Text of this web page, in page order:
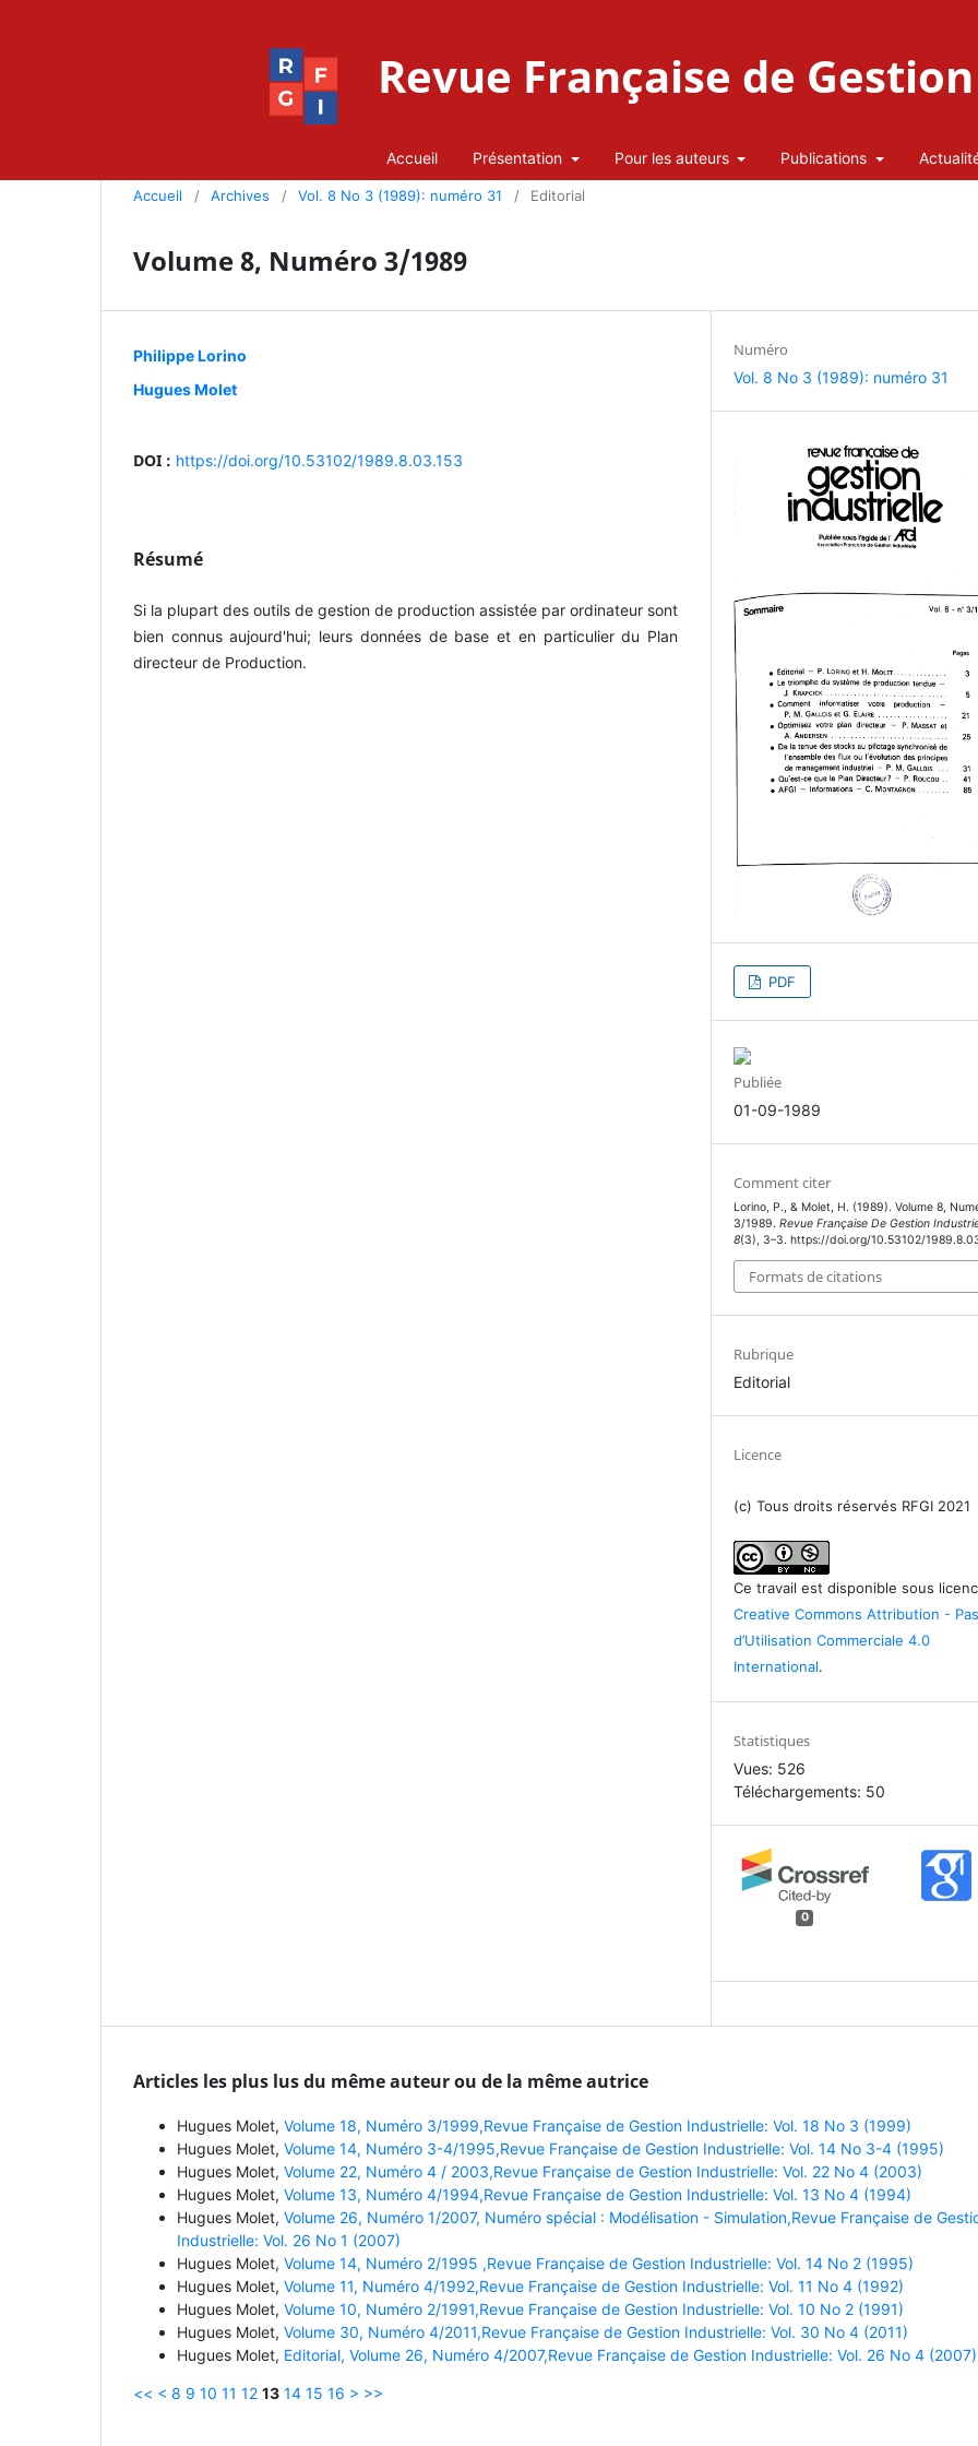
Revue Française de
Accueil Présentation Pour les auteurs Publications
Accueil / Archives / Vol. 8 No 3 (1989): numéro 31 / Editorial
Volume 8, Numéro 3/1989
Philippe Lorino
Hugues Molet
DOI : https://doi.org/10.53102/1989.8.03.153
Résumé
Si la plupart des outils de gestion de production assistée par ordinateur sont
bien connus aujourd'hui; leurs données de base et en particulier du Plan
directeur de Production.
Numéro
Vol. 8 No 3 (1989): numéro 31
PDF
Publiée
01-09-1989
Comment citer
Lorino, P., & Molet, H. (1989). Volume 8,
3/1989.Revue Française De Gestion
8(3), 3–3. https://doi.org/10.53102/
Formats de citations
Rubrique
Editorial
Licence
(c) Tous droits réservés RFGI 2021
Ce travail est disponible sous
Creative Commons Attribution - Pas
d’Utilisation Commerciale 4.0
International.
Statistiques
Vues: 526
Téléchargements: 50
0
Articles les plus lus du même auteur ou de la même autrice
Hugues Molet, Volume 18, Numéro 3/1999,Revue Française de Gestion Industrielle: Vol. 18 No 3 (1999)
Hugues Molet, Volume 14, Numéro 3-4/1995,Revue Française de Gestion Industrielle: Vol. 14 No 3-4 (1995)
Hugues Molet, Volume 22, Numéro 4 / 2003,Revue Française de Gestion Industrielle: Vol. 22 No 4 (2003)
Hugues Molet, Volume 13, Numéro 4/1994,Revue Française de Gestion Industrielle: Vol. 13 No 4 (1994)
Hugues Molet, Volume 26, Numéro 1/2007, Numéro spécial : Modélisation - Simulation,Revue Française de
Industrielle: Vol. 26 No 1 (2007)
Hugues Molet, Volume 14, Numéro 2/1995 ,Revue Française de Gestion Industrielle: Vol. 14 No 2 (1995)
Hugues Molet, Volume 11, Numéro 4/1992,Revue Française de Gestion Industrielle: Vol. 11 No 4 (1992)
Hugues Molet, Volume 10, Numéro 2/1991,Revue Française de Gestion Industrielle: Vol. 10 No 2 (1991)
Hugues Molet, Volume 30, Numéro 4/2011,Revue Française de Gestion Industrielle: Vol. 30 No 4 (2011)
Hugues Molet, Editorial, Volume 26, Numéro 4/2007,Revue Française de Gestion Industrielle: Vol. 26 No 4 (2007)
<< < 8 9 10 11 12 13 14 15 16 > >>